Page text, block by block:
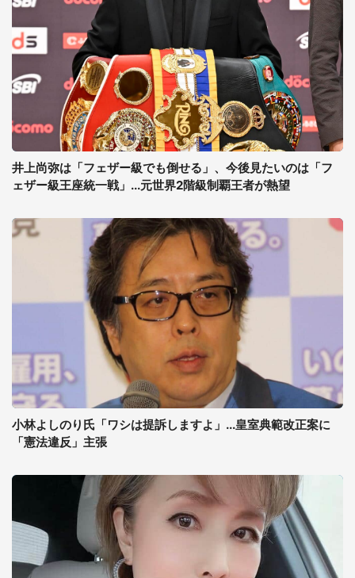
井上尚弥は「フェザー級でも倒せる」、今後見たいのは「フ
ェザー級王座統一戦」...元世界2階級制覇王者が熱望
小林よしのり氏「ワシは提訴しますよ」...皇室典範改正案に
「憲法違反」主張